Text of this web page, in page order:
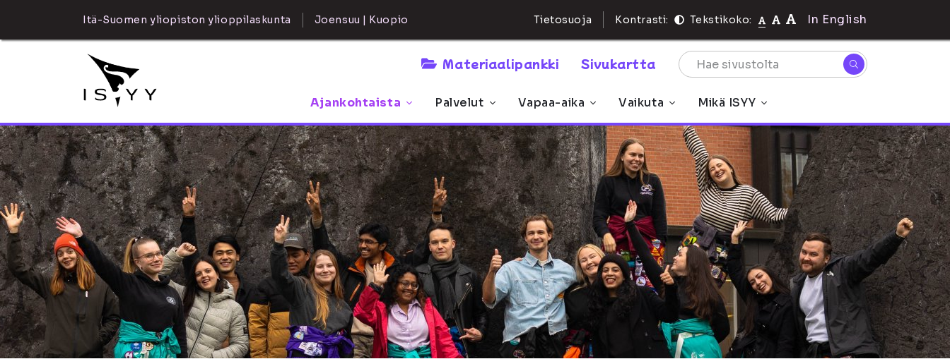
Itä-Suomen yliopiston ylioppilaskunta Joensuu | Kuopio Tietosuoja Kontrasti: Tekstikoko: In English
Materiaalipankki Sivukartta
Ajankohtaista Palvelut Vapaa-aika Vaikuta Mikä ISYY